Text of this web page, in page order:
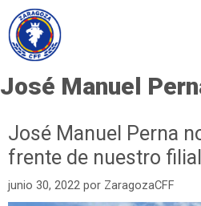
José Manuel
José Manuel Perna
frente de nuestro filial
junio 30, 2022 por ZaragozaCFF